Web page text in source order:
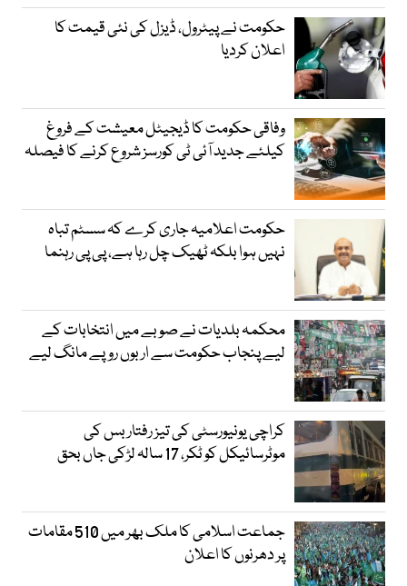
حکومت نے پیٹرول، ڈیزل کی نئی قیمت کا
اعلان کردیا
وفاقی حکومت کا ڈیجیٹل معیشت کے فروغ
کیلئے جدید آئی ٹی کورسز شروع کرنے کا فیصلہ
حکومت اعلامیہ جاری کرے کہ سسٹم تباہ
نہیں ہوا بلکہ ٹھیک چل رہا ہے، پی پی رہنما
محکمہ بلدیات نے صوبے میں انتخابات کے
لیے پنجاب حکومت سے اربوں روپے مانگ لیے
کراچی یونیورسٹی کی تیز رفتار بس کی
موٹرسائیکل کو ٹکر، 17 سالہ لڑکی جاں بحق
جماعت اسلامی کا ملک بھر میں 510 مقامات
پر دھرنوں کا اعلان